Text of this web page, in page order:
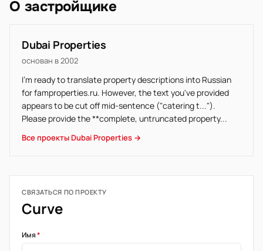
О застройщике
Dubai Properties
основан в 2002
I'm ready to translate property descriptions into Russian
for famproperties.ru. However, the text you've provided
appears to be cut off mid-sentence ("catering t...").
Please provide the **complete, untruncated property...
Все проекты Dubai Properties →
СВЯЗАТЬСЯ ПО ПРОЕКТУ
Curve
Имя*